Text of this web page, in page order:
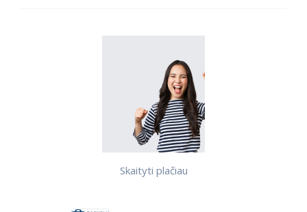
Skaityti plačiau